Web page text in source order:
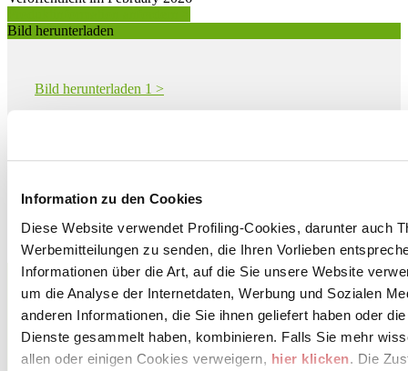
Information zu den Cookies
Diese Website verwendet Profiling-Cookies, darunter auch
Werbemitteilungen zu senden, die Ihren Vorlieben
Informationen über die Art, auf die Sie unsere Website
um die Analyse der Internetdaten, Werbung und Sozialen
anderen Informationen, die Sie ihnen geliefert haben oder
Dienste gesammelt haben, kombinieren. Falls Sie mehr
allen oder einigen Cookies verweigern, hier klicken. Die
Bild herunterladen
Bild herunterladen 1 >
CERAMICA FONDOVALLE S.p.A.
Via Rio Piodo 12
TORRE MAINA, 41050
Modena
Tel. 0536934211